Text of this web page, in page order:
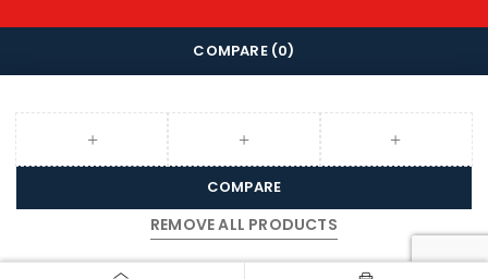
COMPARE (0)
COMPARE
REMOVE ALL PRODUCTS